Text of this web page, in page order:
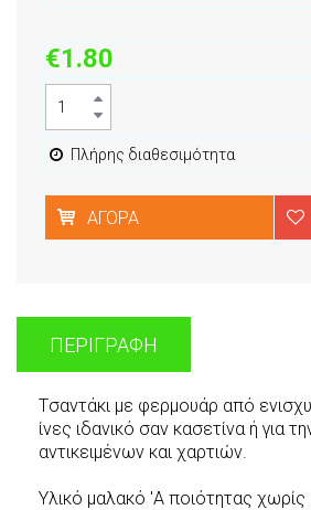
€1.80
Πλήρης διαθεσιμότητα
ΑΓΟΡΆ
ΠΕΡΙΓΡΑΦΉ
Tσαντάκι με φερμουάρ από
ίνες ιδανικό σαν κασετίνα ή για
αντικειμένων και χαρτιών.
Υλικό μαλακό 'Α ποιότητας χωρίς